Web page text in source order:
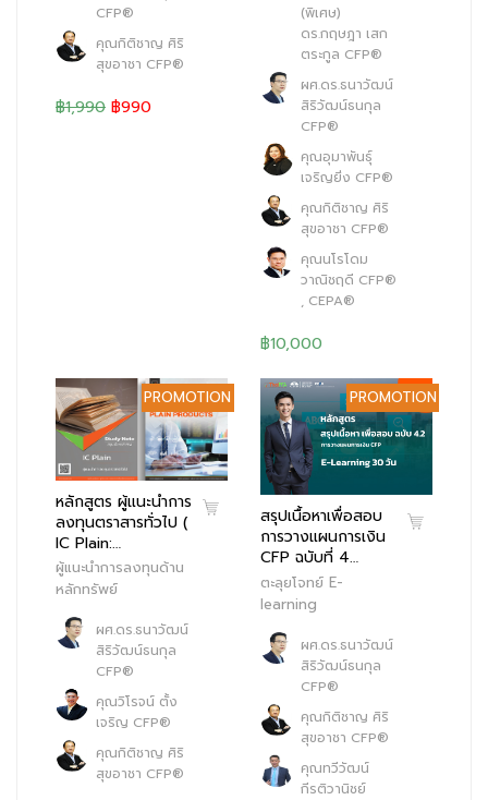
CFP®
คุณกิติชาญ ศิริ
สุขอาชา CFP®
฿1,990 ฿990
(พิเศษ)
ดร.กฤษฎา เสก
ตระกูล CFP®
ผศ.ดร.ธนาวัฒน์
สิริวัฒน์ธนกุล
CFP®
คุณอุมาพันธุ์
เจริญยิ่ง CFP®
คุณกิติชาญ ศิริ
สุขอาชา CFP®
คุณนโรโดม
วาณิชฤดี CFP®
, CEPA®
฿10,000
PROMOTION
หลักสูตร ผู้แนะนำการ
ลงทุนตราสารทั่วไป (
IC Plain:…
ผู้แนะนำการลงทุนด้าน
หลักทรัพย์
ผศ.ดร.ธนาวัฒน์
สิริวัฒน์ธนกุล
CFP®
คุณวิโรจน์ ตั้ง
เจริญ CFP®
คุณกิติชาญ ศิริ
สุขอาชา CFP®
PROMOTION
สรุปเนื้อหาเพื่อสอบ
การวางแผนการเงิน
CFP ฉบับที่ 4…
ตะลุยโจทย์ E-
learning
ผศ.ดร.ธนาวัฒน์
สิริวัฒน์ธนกุล
CFP®
คุณกิติชาญ ศิริ
สุขอาชา CFP®
คุณทวีวัฒน์
กีรติวานิชย์